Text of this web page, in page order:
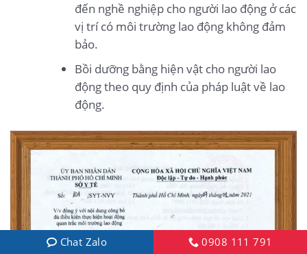
đến nghề nghiệp cho người lao động ở các
vị trí có môi trường lao động không đảm
bảo.
Bồi dưỡng bằng hiện vật cho người lao
động theo quy định của pháp luật về lao
động.
Chat Zalo 0908 111 791